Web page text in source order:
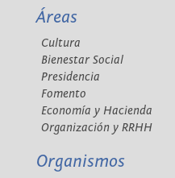
Áreas
Cultura
Bienestar Social
Presidencia
Fomento
Economía y Hacienda
Organización y RRHH
Organismos